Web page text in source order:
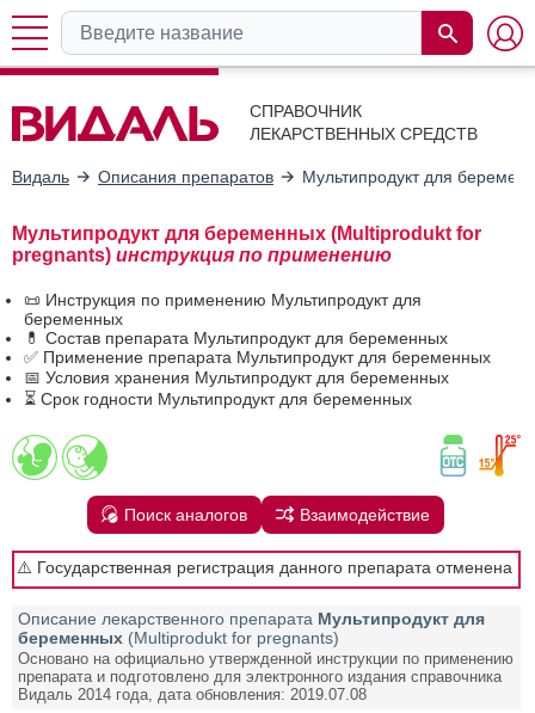
СПРАВОЧНИК
ЛЕКАРСТВЕННЫХ СРЕДСТВ
Видаль Описания препаратов Мультипродукт для
Мультипродукт для беременных (Multiprodukt for
pregnants) инструкция по применению
📜 Инструкция по применению Мультипродукт для
беременных
💊 Состав препарата Мультипродукт для беременных
✅ Применение препарата Мультипродукт для беременных
📅 Условия хранения Мультипродукт для беременных
⏳ Срок годности Мультипродукт для беременных
Поиск аналогов Взаимодействие
⚠️ Государственная регистрация данного препарата отменена
Описание лекарственного препарата Мультипродукт для
беременных (Multiprodukt for pregnants)
Основано на официально утвержденной инструкции по применению
препарата и подготовлено для электронного издания справочника
Видаль 2014 года, дата обновления: 2019.07.08